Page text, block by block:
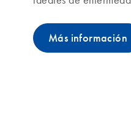
Más información